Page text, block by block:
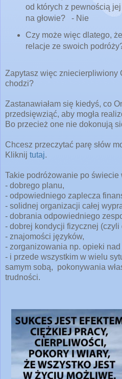
od których z pewnością
na głowie? - Nie
Czy może więc dlatego,
relacje ze swoich
Zapytasz więc zniecierpliwiony
chodzi?
Zastanawiałam się kiedyś, co
przedsięwziąć, aby mogła
Bo przecież one nie dokonują
Chcesz przeczytać parę słów
Kliknij tutaj.
Takie podróżowanie po świecie
- dobrego planu,
- odpowiedniego zaplecza
- solidnej organizacji całej
- dobrania odpowiedniego
- dobrej kondycji fizycznej (czyli
- znajomości języków,
- zorganizowania np. opieki
- i przede wszystkim w wielu
samym sobą, pokonywania
trudności.